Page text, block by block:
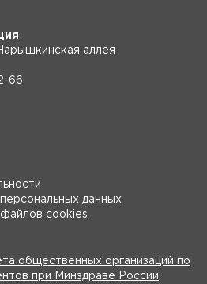
аллея
66
данных
cookies
общественных организаций по
при Минздраве России